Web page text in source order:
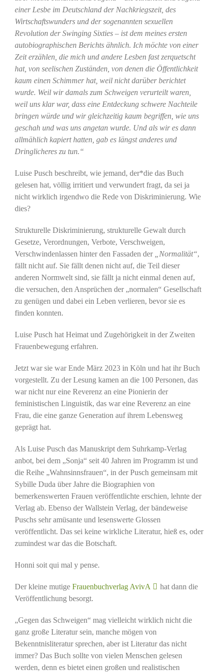
einer Lesbe im Deutschland der Nachkriegszeit, des
Wirtschaftswunders und der sogenannten sexuellen
Revolution der Swinging Sixties – ist dem meines ersten
autobiographischen Berichts ähnlich. Ich möchte von einer
Zeit erzählen, die mich und andere Lesben fast zerquetscht
hat, von seelischen Zuständen, von denen die Öffentlichkeit
kaum einen Schimmer hat, weil nicht darüber berichtet
wurde. Weil wir damals zum Schweigen verurteilt waren,
weil uns klar war, dass eine Entdeckung schwere Nachteile
bringen würde und wir gleichzeitig kaum begriffen, wie uns
geschah und was uns angetan wurde. Und als wir es dann
allmählich kapiert hatten, gab es längst anderes und
Dringlicheres zu tun.“
Luise Pusch beschreibt, wie jemand, der*die das Buch
gelesen hat, völlig irritiert und verwundert fragt, da sei ja
nicht wirklich irgendwo die Rede von Diskriminierung. Wie
dies?
Strukturelle Diskriminierung, strukturelle Gewalt durch
Gesetze, Verordnungen, Verbote, Verschweigen,
Verschwindenlassen hinter den Fassaden der
„Normalität“,
fällt nicht auf. Sie fällt denen nicht auf, die Teil dieser
anderen Normwelt sind, sie fällt ja nicht einmal denen auf,
die versuchen, den Ansprüchen der „normalen“ Gesellschaft
zu genügen und dabei ein Leben verlieren, bevor sie es
finden konnten.
Luise Pusch hat Heimat und Zugehörigkeit in der Zweiten
Frauenbewegung erfahren.
Jetzt war sie war Ende März 2023 in Köln und hat ihr Buch
vorgestellt. Zu der Lesung kamen an die 100 Personen, das
war nicht nur eine Reverenz an eine Pionierin der
feministischen Linguistik, das war eine Reverenz an eine
Frau, die eine ganze Generation auf ihrem Lebensweg
geprägt hat.
Als Luise Pusch das Manuskript dem Suhrkamp-Verlag
anbot, bei dem „Sonja“ seit 40 Jahren im Programm ist und
die Reihe „Wahnsinnsfrauen“, in der Pusch gemeinsam mit
Sybille Duda über Jahre die Biographien von
bemerkenswerten Frauen veröffentlichte erschien, lehnte der
Verlag ab. Ebenso der Wallstein Verlag, der bändeweise
Puschs sehr amüsante und lesenswerte Glossen
veröffentlicht. Das sei keine wirkliche Literatur, hieß es, oder
zumindest war das die Botschaft.
Honni soit qui mal y pense.
Der kleine mutige Frauenbuchverlag AvivA
hat dann die
Veröffentlichung besorgt.
„Gegen das Schweigen“ mag vielleicht wirklich nicht die
ganz große Literatur sein, manche mögen von
Bekenntnisliteratur sprechen, aber ist Literatur das nicht
immer? Das Buch sollte von vielen Menschen gelesen
werden, denn es bietet einen großen und realistischen